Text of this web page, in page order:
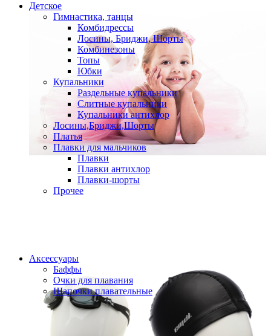
Детское
Гимнастика, танцы
Комбидрессы
Лосины, Бриджи, Шорты
Комбинезоны
Топы
Юбки
Купальники
Раздельные купальники
Слитные купальники
Купальники антихлор
Лосины,Бриджи,Шорты
Платья
Плавки для мальчиков
Плавки
Плавки антихлор
Плавки-шорты
Прочее
Аксессуары
Баффы
Очки для плавания
Шапочки плавательные